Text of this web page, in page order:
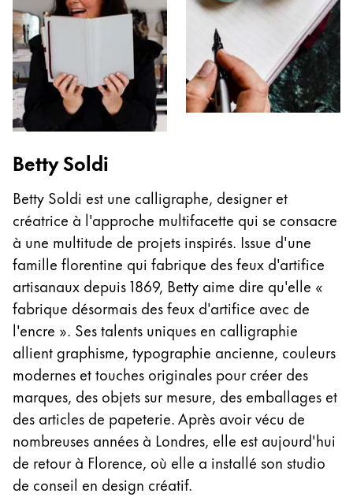
Betty Soldi
Betty Soldi est une calligraphe, designer et
créatrice à l'approche multifacette qui se consacre
à une multitude de projets inspirés. Issue d'une
famille florentine qui fabrique des feux d'artifice
artisanaux depuis 1869, Betty aime dire qu'elle «
fabrique désormais des feux d'artifice avec de
l'encre ». Ses talents uniques en calligraphie
allient graphisme, typographie ancienne, couleurs
modernes et touches originales pour créer des
marques, des objets sur mesure, des emballages et
des articles de papeterie. Après avoir vécu de
nombreuses années à Londres, elle est aujourd'hui
de retour à Florence, où elle a installé son studio
de conseil en design créatif.